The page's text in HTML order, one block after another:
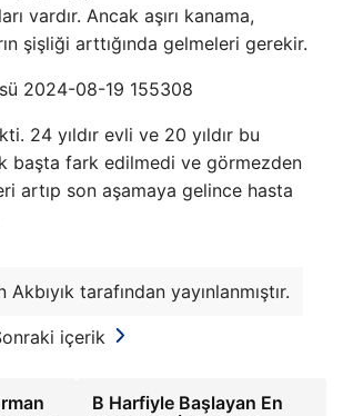
vardır. Ancak aşırı kanama,
şişliği arttığında gelmeleri gerekir.
24 yıldır evli ve 20 yıldır bu
başta fark edilmedi ve görmezden
artıp son aşamaya gelince hasta
tarafından yayınlanmıştır.
içerik
B Harfiyle Başlayan En